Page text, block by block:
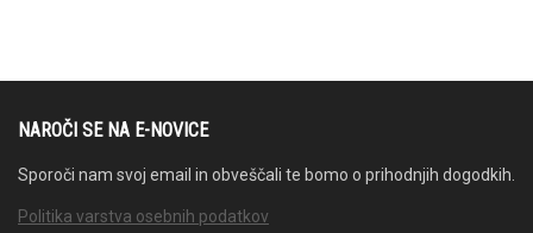
NAROČI SE NA E-NOVICE
Sporoči nam svoj email in obveščali te bomo o prihodnjih dogodkih.
Politika varstva osebnih podatkov